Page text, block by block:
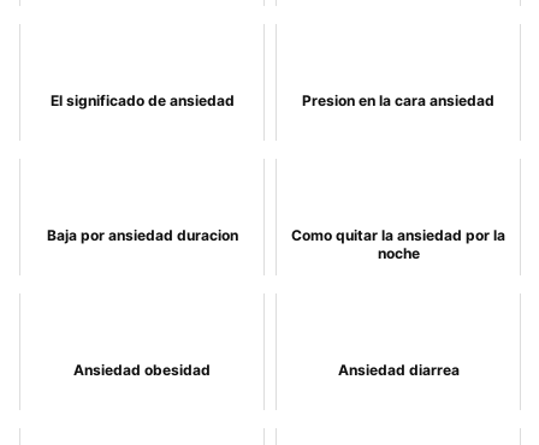
El significado de ansiedad Presion en la cara ansiedad
Baja por ansiedad duracion
Como quitar la ansiedad por la
noche
Ansiedad obesidad Ansiedad diarrea